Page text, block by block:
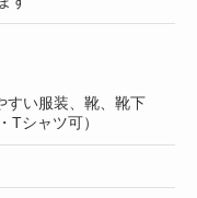
すい服装、靴、靴下
Tシャツ可）